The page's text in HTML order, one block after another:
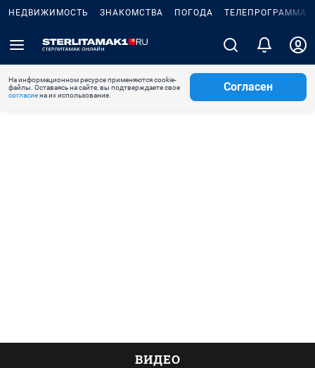
НЕДВИЖИМОСТЬ ЗНАКОМСТВА ПОГОДА ТЕЛЕПРОГРАММА
На информационном ресурсе применяются cookie-
файлы. Оставаясь на сайте, вы подтверждаете свое
согласиена их использование.
Согласен
ВИДЕО